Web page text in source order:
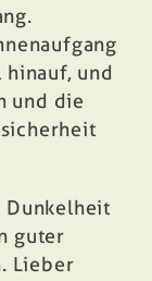
hinauf, und
und die
Dunkelheit
guter
Lieber